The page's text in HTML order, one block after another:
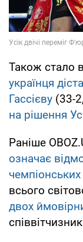
Також стало
українця
Гассієву (33-
на рішення
Раніше
означає
чемпіонських
всього
двох